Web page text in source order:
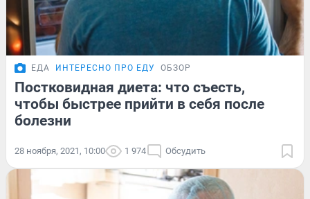
ЕДА ИНТЕРЕСНО ПРО ЕДУ ОБЗОР
Постковидная диета: что съесть,
чтобы быстрее прийти в себя после
болезни
28 ноября, 2021, 10:00 1 974 Обсудить